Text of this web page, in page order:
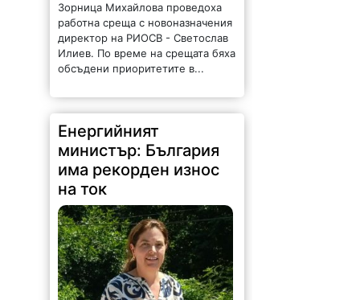
Зорница Михайлова проведоха
работна среща с новоназначения
директор на РИОСВ - Светослав
Илиев. По време на срещата бяха
обсъдени приоритетите в...
Енергийният
министър: България
има рекорден износ
на ток